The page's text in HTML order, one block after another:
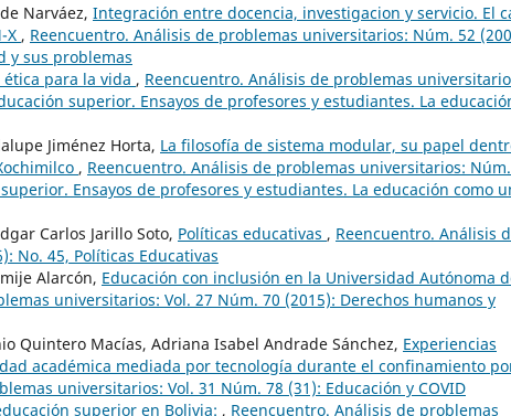
Narváez, Integración entre docencia, investigacion y servicio. El
X , Reencuentro. Análisis de problemas universitarios: Núm. 52
y sus problemas
para la vida , Reencuentro. Análisis de problemas
superior. Ensayos de profesores y estudiantes. La
Jiménez Horta, La filosofía de sistema modular, su papel
, Reencuentro. Análisis de problemas universitarios:
Ensayos de profesores y estudiantes. La educación como
Carlos Jarillo Soto, Políticas educativas , Reencuentro. Análisis
No. 45, Políticas Educativas
Alarcón, Educación con inclusión en la Universidad Autónoma
universitarios: Vol. 27 Núm. 70 (2015): Derechos humanos y
Quintero Macías, Adriana Isabel Andrade Sánchez, Experiencias
académica mediada por tecnología durante el confinamiento
universitarios: Vol. 31 Núm. 78 (31): Educación y COVID
superior en Bolivia: , Reencuentro. Análisis de problemas